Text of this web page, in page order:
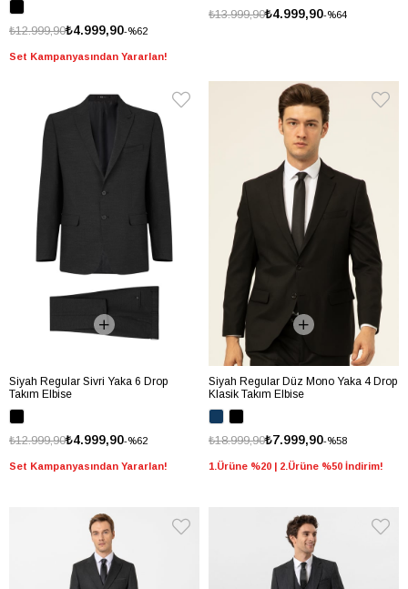
%62
₺4.999,90
₺12.999,90
Set Kampanyasından Yararlan!
%64
₺4.999,90
₺13.999,90
Siyah Regular Sivri Yaka 6 Drop
Takım Elbise
%62
₺4.999,90
₺12.999,90
Set Kampanyasından Yararlan!
Siyah Regular Düz Mono Yaka 4 Drop
Klasik Takım Elbise
%58
₺7.999,90
₺18.999,90
1.Ürüne %20 | 2.Ürüne %50 İndirim!